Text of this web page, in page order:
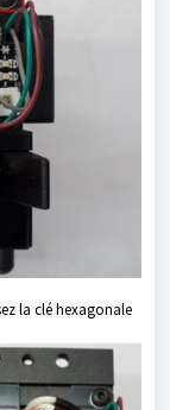
la clé hexagonale